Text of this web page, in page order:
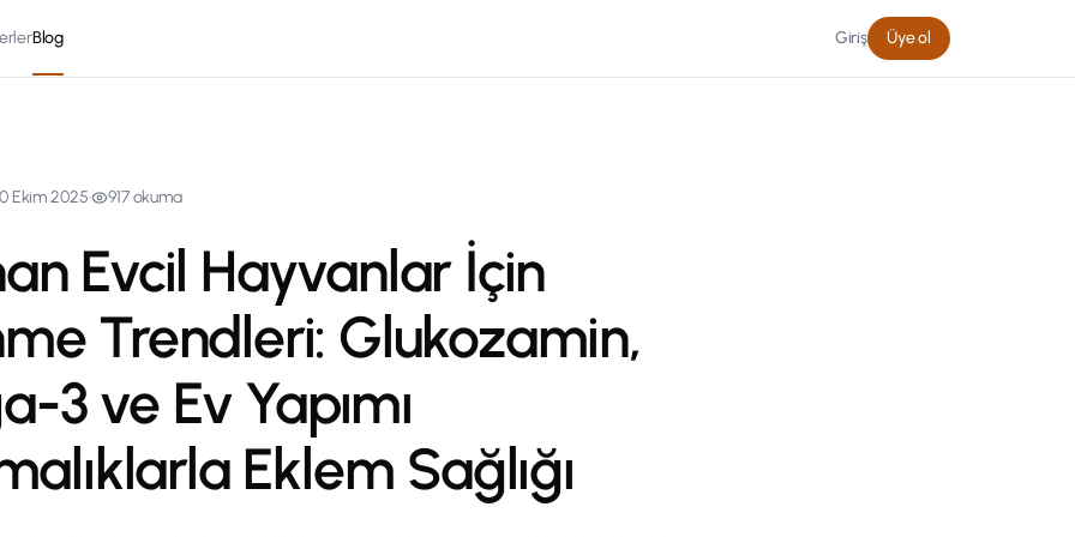
Blog Giriş Üye ol
Ekim 2025· 917okuma
Evcil Hayvanlar İçin
Trendleri: Glukozamin,
3 ve Ev Yapımı
Eklem Sağlığı